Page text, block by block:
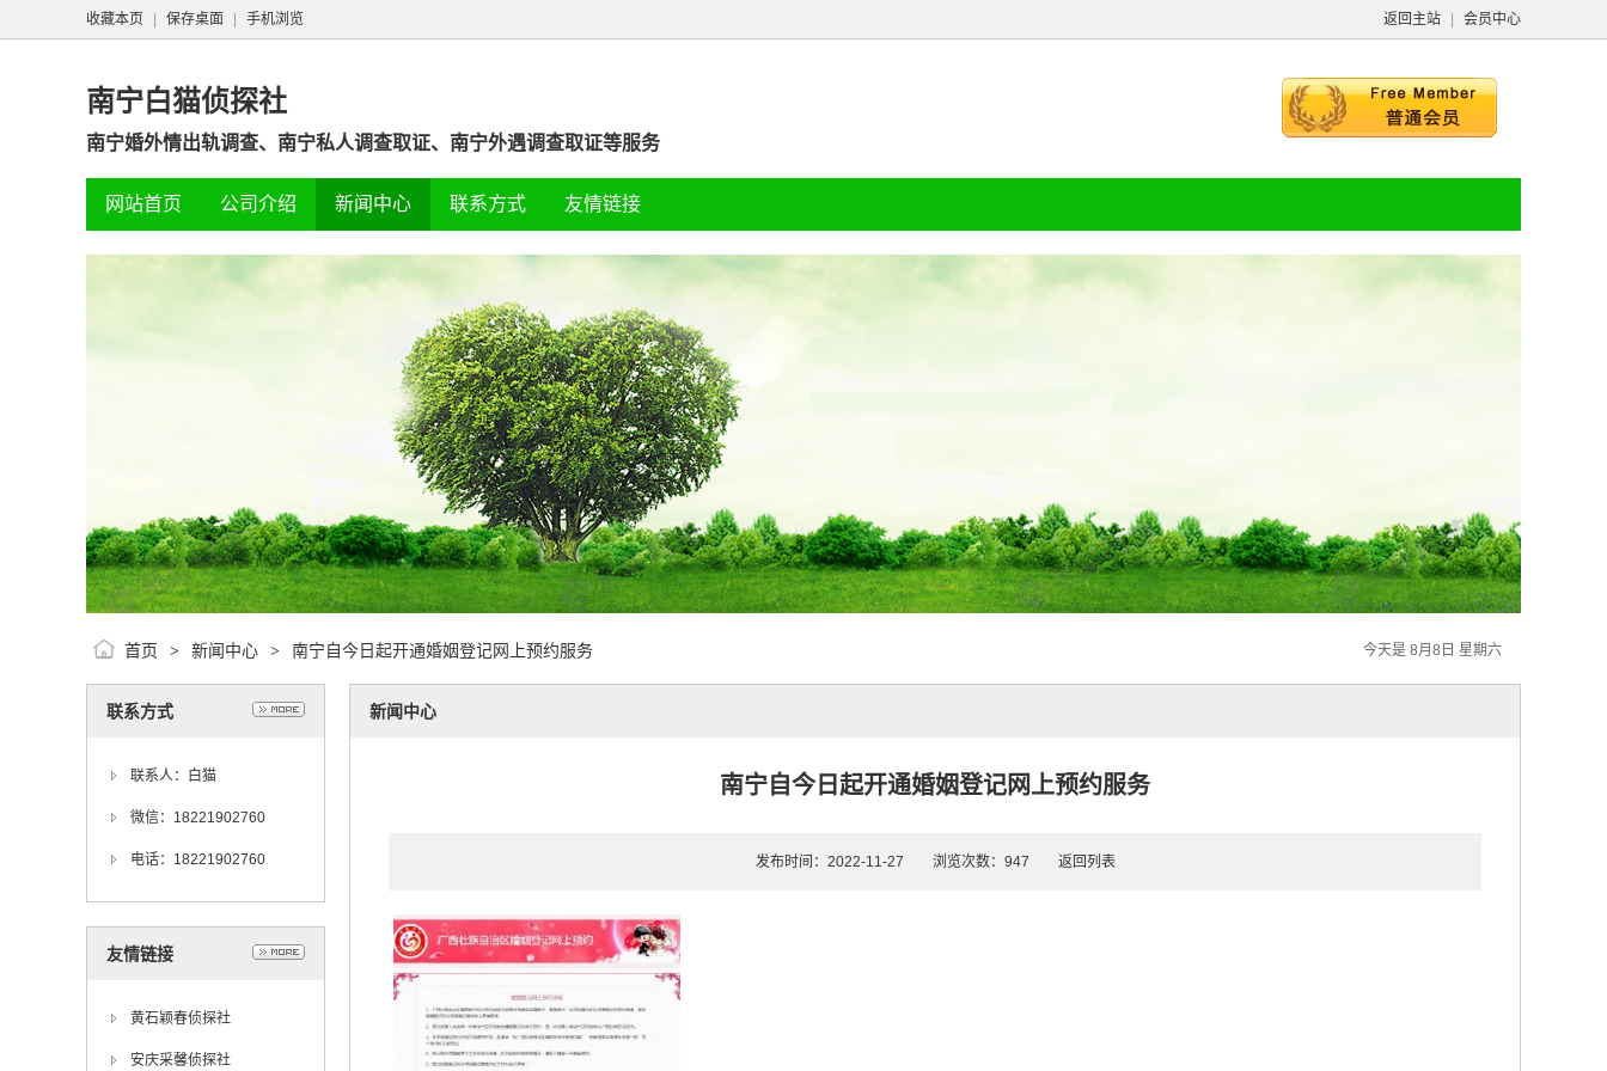
返回主站 会员中心
收藏本页 保存桌面 手机浏览
南宁白猫侦探社
南宁婚外情出轨调查、南宁私人调查取证、南宁外遇调查取证等服务
网站首页 公司介绍 新闻中心 联系方式 友情链接
今天是 8月8日 星期六
首页 > 新闻中心 > 南宁自今日起开通婚姻登记网上预约服务
联系方式
联系人：白猫
微信：18221902760
电话：18221902760
友情链接
黄石颖春侦探社
安庆采馨侦探社
新闻中心
南宁自今日起开通婚姻登记网上预约服务
发布时间：2022-11-27 浏览次数：947 返回列表